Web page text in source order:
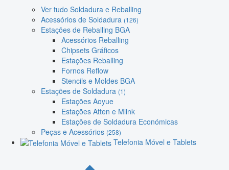
Ver tudo Soldadura e Reballing
Acessórios de Soldadura (126)
Estações de Reballing BGA
Acessórios Reballing
Chipsets Gráficos
Estações Reballing
Fornos Reflow
Stencils e Moldes BGA
Estações de Soldadura (1)
Estações Aoyue
Estações Atten e Mlink
Estações de Soldadura Económicas
Peças e Acessórios (258)
Telefonia Móvel e Tablets